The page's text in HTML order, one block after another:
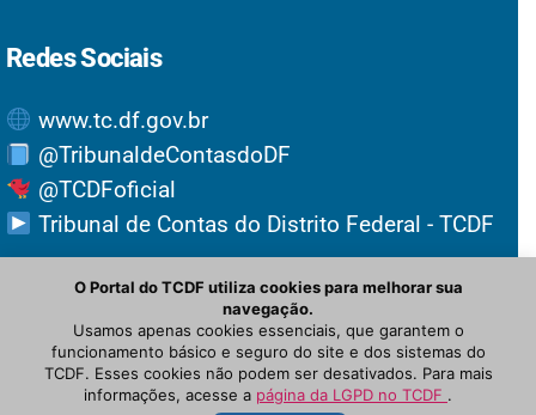
Redes Sociais
www.tc.df.gov.br
@TribunaldeContasdoDF
@TCDFoficial
Tribunal de Contas do Distrito Federal - TCDF
© Newspaper WordPress Theme by TagDiv
O Portal do TCDF utiliza cookies para melhorar sua
navegação.
Usamos apenas cookies essenciais, que garantem o
funcionamento básico e seguro do site e dos sistemas do
TCDF. Esses cookies não podem ser desativados. Para mais
informações, acesse a página da LGPD no TCDF .